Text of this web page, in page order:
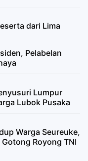
dari Lima
Pelabelan
Lumpur
Lubok Pusaka
Warga Seureuke,
Royong TNI